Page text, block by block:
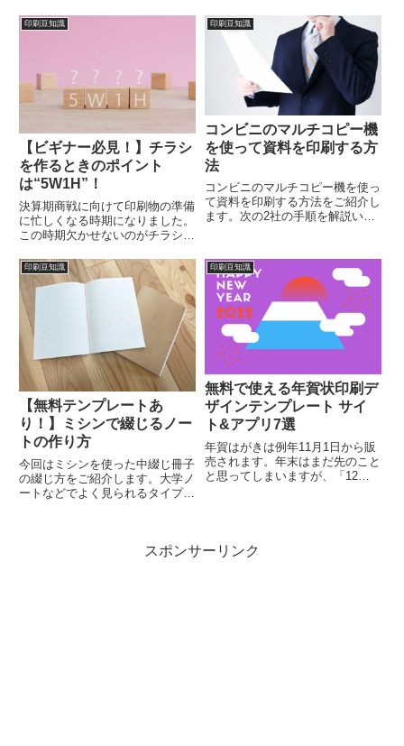
般的です。厚みがあり通常のポス
定番販促アイテム「うちわ」の歴
史と三大うちわ、広告として使わ
れる理由をご紹介いたいます。う
ちわ部位名称頭（あたま）骨
印刷豆知識
【ビギナー必見！】チラシ
を作るときのポイント
は“5W1H”！
決算期商戦に向けて印刷物の準備
に忙しくなる時期になりました。
この時期欠かせないのがチラシ印
作成ツール多く、デザインスキル
がなくても簡単におしゃれなチラ
シが作れます。一方で、チラシ作
りのコツを知っていると知らな
い...
印刷豆知識
コンビニのマルチコピー機
を使って資料を印刷する方
法
コンビニのマルチコピー機を使っ
て資料を印刷する方法をご紹介し
ます。次の2社の手順を解説いた
と思いますので、今回はPDFデー
タの印刷方法をご紹介いたしま
す！コンビニのコピー機で資料...
印刷豆知識
【無料テンプレートあ
り！】ミシンで綴じるノー
トの作り方
今回はミシンを使った中綴じ冊子
の綴じ方をご紹介します。大学ノ
ートなどでよく見られるタイプで
綴じ冊子について詳しく紹介して
印刷豆知識
無料で使える年賀状印刷デ
ザインテンプレート サイ
ト&アプリ7選
年賀はがきは例年11月1日から販
売されます。年末はまだ先のこと
と思ってしまいますが、「12月
状はいつまでに出せば元日に届...
スポンサーリンク